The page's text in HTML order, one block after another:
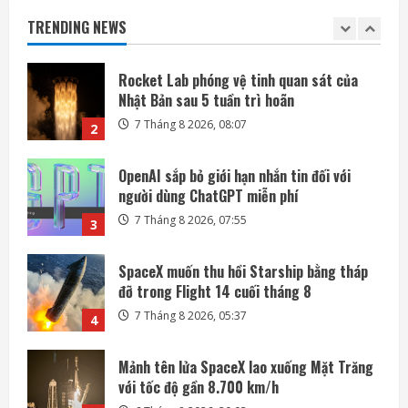
TRENDING NEWS
2
3
OpenAI sắp bỏ giới hạn nhắn tin đối với
người dùng ChatGPT miễn phí
7 Tháng 8 2026, 07:55
4
SpaceX muốn thu hồi Starship bằng tháp
đỡ trong Flight 14 cuối tháng 8
7 Tháng 8 2026, 05:37
5
Mảnh tên lửa SpaceX lao xuống Mặt Trăng
với tốc độ gần 8.700 km/h
6 Tháng 8 2026, 20:03
Meta ra mắt tác nhân AI lập trình, cạnh
tranh với Anthropic và OpenAI